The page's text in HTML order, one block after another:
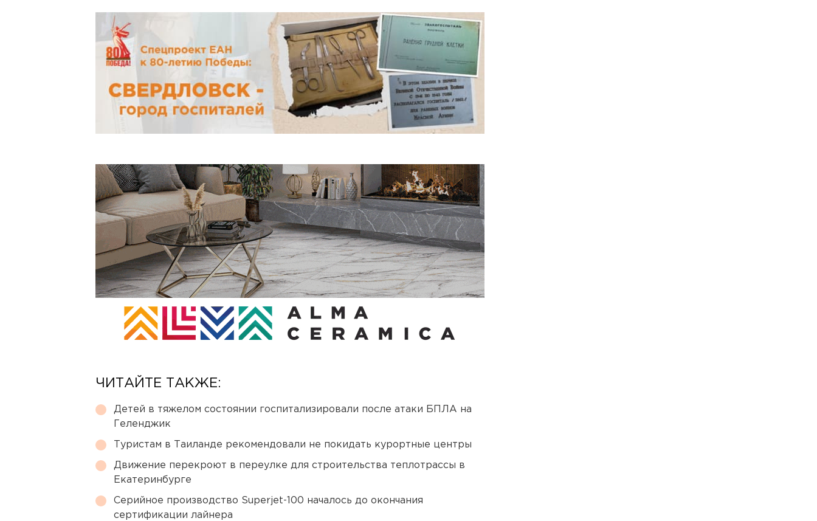
ЧИТАЙТЕ ТАКЖЕ:
Детей в тяжелом состоянии госпитализировали после атаки БПЛА на
Геленджик
Туристам в Таиланде рекомендовали не покидать курортные центры
Движение перекроют в переулке для строительства теплотрассы в
Екатеринбурге
Серийное производство Superjet-100 началось до окончания
сертификации лайнера